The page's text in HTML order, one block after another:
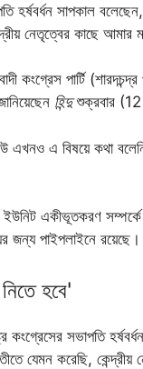
হর্ষবর্ধন সাপকাল
নেতৃত্বের কাছে
কংগ্রেস পার্টি
হিন্দুশুক্রবার
এখনও এ বিষয়ে কথা
ইউনিট একীভূতকরণ
জন্য পাইপলাইনে রয়েছে।
হবে'
কংগ্রেসের সভাপতি
যেমন করেছি,